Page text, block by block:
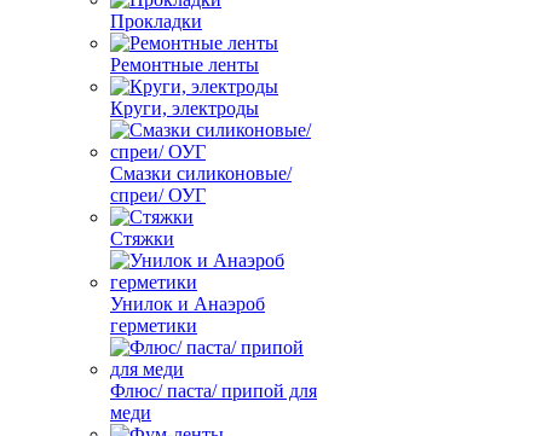
Прокладки
Ремонтные ленты
Круги, электроды
Смазки силиконовые/
спреи/ ОУГ
Стяжки
Унилок и Анаэроб
герметики
Флюс/ паста/ припой для
меди